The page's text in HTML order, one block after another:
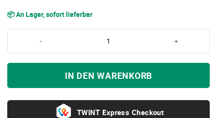
📦 An Lager, sofort lieferbar
- +
IN DEN WARENKORB
Express Checkout